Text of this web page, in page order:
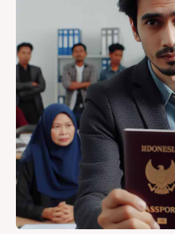
Paspor
Kitas
Imta
Legalisir
Apostille
Penerjemah
Paspor
Kitas
Imta
Legalisir
Apostille
Penerjemah